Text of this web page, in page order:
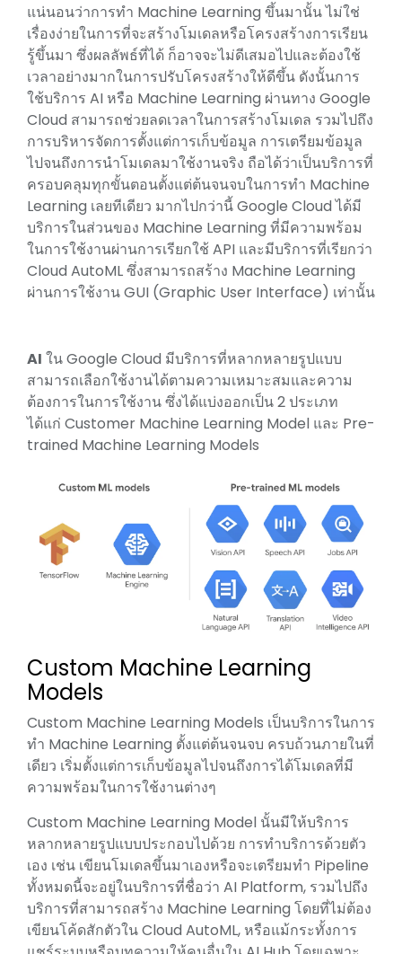
แน่นอนว่าการทำ Machine Learning ขึ้นมานั้น ไม่ใช่
เรื่องง่ายในการที่จะสร้างโมเดลหรือโครงสร้างการเรียน
รู้ขึ้นมา ซึ่งผลลัพธ์ที่ได้ ก็อาจจะไม่ดีเสมอไปและต้องใช้
เวลาอย่างมากในการปรับโครงสร้างให้ดีขึ้น ดังนั้นการ
ใช้บริการ AI หรือ Machine Learning ผ่านทาง Google
Cloud สามารถช่วยลดเวลาในการสร้างโมเดล รวมไปถึง
การบริหารจัดการตั้งแต่การเก็บข้อมูล การเตรียมข้อมูล
ไปจนถึงการนำโมเดลมาใช้งานจริง ถือได้ว่าเป็นบริการที่
ครอบคลุมทุกขั้นตอนตั้งแต่ต้นจนจบในการทำ Machine
Learning เลยทีเดียว มากไปกว่านี้ Google Cloud ได้มี
บริการในส่วนของ Machine Learning ที่มีความพร้อม
ในการใช้งานผ่านการเรียกใช้ API และมีบริการที่เรียกว่า
Cloud AutoML ซึ่งสามารถสร้าง Machine Learning
ผ่านการใช้งาน GUI (Graphic User Interface) เท่านั้น
AI ใน Google Cloud มีบริการที่หลากหลายรูปแบบ
สามารถเลือกใช้งานได้ตามความเหมาะสมและความ
ต้องการในการใช้งาน ซึ่งได้แบ่งออกเป็น 2 ประเภท
ได้แก่ Customer Machine Learning Model และ Pre-
trained Machine Learning Models
Custom Machine Learning
Models
Custom Machine Learning Models เป็นบริการในการ
ทำ Machine Learning ตั้งแต่ต้นจนจบ ครบถ้วนภายในที่
เดียว เริ่มตั้งแต่การเก็บข้อมูลไปจนถึงการได้โมเดลที่มี
ความพร้อมในการใช้งานต่างๆ
Custom Machine Learning Model นั้นมีให้บริการ
หลากหลายรูปแบบประกอบไปด้วย การทำบริการด้วยตัว
เอง เช่น เขียนโมเดลขึ้นมาเองหรือจะเตรียมทำ Pipeline
ทั้งหมดนี้จะอยู่ในบริการที่ชื่อว่า AI Platform, รวมไปถึง
บริการที่สามารถสร้าง Machine Learning โดยที่ไม่ต้อง
เขียนโค้ดสักตัวใน Cloud AutoML, หรือแม้กระทั้งการ